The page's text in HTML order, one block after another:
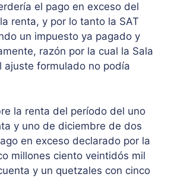
el pago en exceso del
renta, y por lo tanto la SAT
un impuesto ya pagado y
razón por la cual la Sala
ajuste formulado no podía
la renta del período del uno
y uno de diciembre de dos
en exceso declarado por la
millones ciento veintidós mil
y un quetzales con cinco